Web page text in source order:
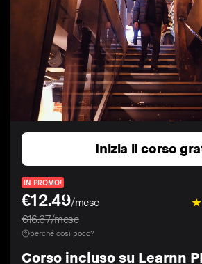
Inizia il corso
IN PROMO!
€12.49/mese
€16.67/mese
perché così poco?
Corso incluso su Learnn